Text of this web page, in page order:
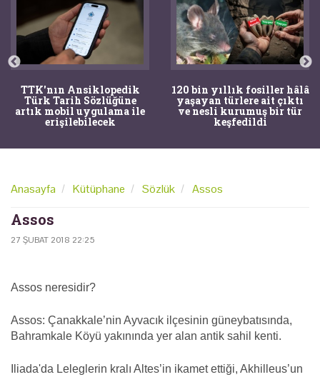
TTK'nın Ansiklopedik
Türk Tarih Sözlüğüne
artık mobil uygulama ile
erişilebilecek
120 bin yıllık fosiller hâlâ
yaşayan türlere ait çıktı
ve nesli kurumuş bir tür
keşfedildi
Anasayfa Kütüphane Sözlük Assos
Assos
27 ŞUBAT 2018 22:25
Assos neresidir?
Assos: Çanakkale’nin Ayvacık ilçesinin güneybatısında,
Bahramkale Köyü yakınında yer alan antik sahil kenti.
Iliada'da Leleglerin kralı Altes’in ikamet ettiği, Akhilleus’un